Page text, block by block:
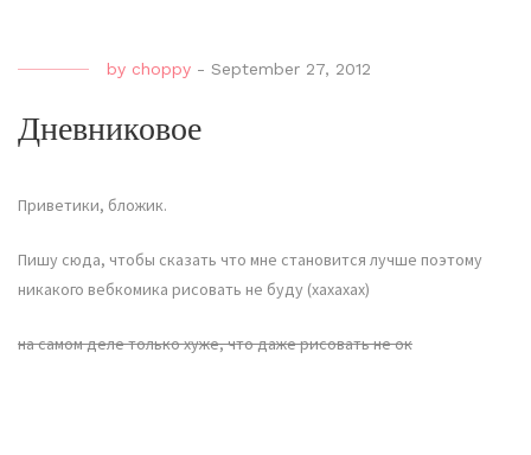
by choppy - September 27, 2012
Дневниковое
Приветики, бложик.
Пишу сюда, чтобы сказать что мне становится лучше поэтому
никакого вебкомика рисовать не буду (хахахах)
на самом деле только хуже, что даже рисовать не ок